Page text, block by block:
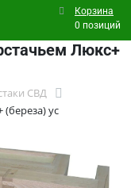
Корзина
0 позиций
Люкс+
СВД
ус